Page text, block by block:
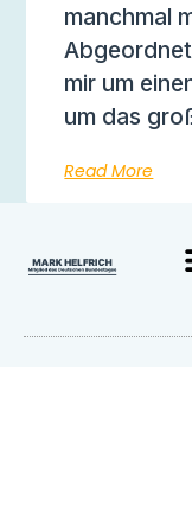
manchmal
mir um
um das
Read More